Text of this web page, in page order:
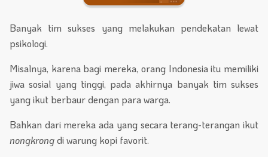
Banyak tim sukses yang melakukan pendekatan lewat
psikologi.
Misalnya, karena bagi mereka, orang Indonesia itu memiliki
jiwa sosial yang tinggi, pada akhirnya banyak tim sukses
yang ikut berbaur dengan para warga.
Bahkan dari mereka ada yang secara terang-terangan ikut
nongkrongdi warung kopi favorit.